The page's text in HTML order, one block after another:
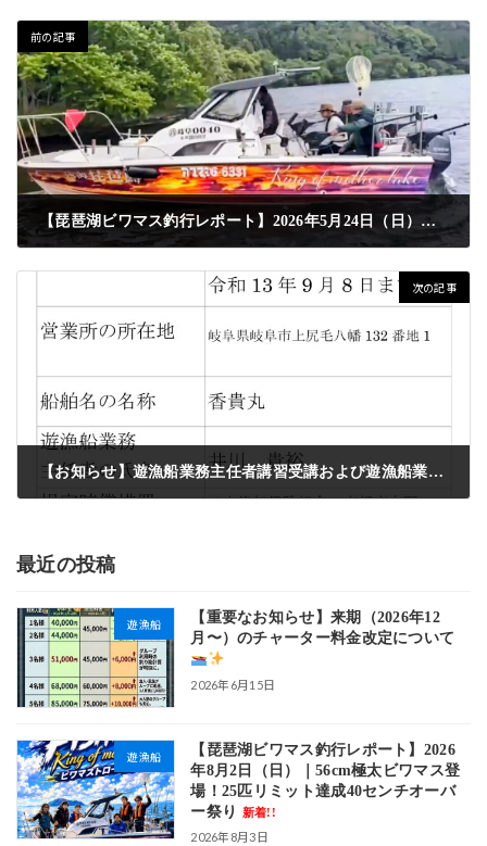
前の記事
【琵琶湖ビワマス釣行レポート】2026年5月24日（日）｜50cmオーバー3本キャッチ
次の記事
【お知らせ】遊漁船業務主任者講習受講および遊漁船業者登録票更新のお知らせ
最近の投稿
遊漁船
【重要なお知らせ】来期（2026年12
月〜）のチャーター料金改定について
2026年6月15日
遊漁船
【琵琶湖ビワマス釣行レポート】2026
年8月2日（日）｜56cm極太ビワマス登
場！25匹リミット達成40センチオーバ
ー祭り
新着!!
2026年8月3日